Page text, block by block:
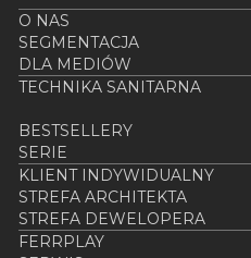
O NAS
SEGMENTACJA
DLA MEDIÓW
TECHNIKA SANITARNA
BESTSELLERY
SERIE
KLIENT INDYWIDUALNY
STREFA ARCHITEKTA
STREFA DEWELOPERA
FERRPLAY